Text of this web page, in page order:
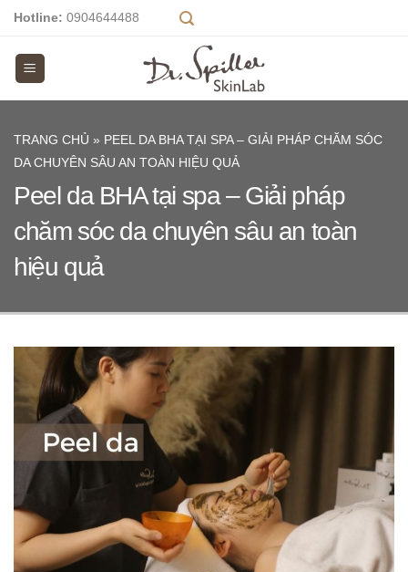
Skip
content
Hotline: 0904644488
TRANG CHỦ » PEEL DA BHA TẠI SPA – GIẢI PHÁP CHĂM SÓC
DA CHUYÊN SÂU AN TOÀN HIỆU QUẢ
Peel da BHA tại spa – Giải pháp
chăm sóc da chuyên sâu an toàn
hiệu quả